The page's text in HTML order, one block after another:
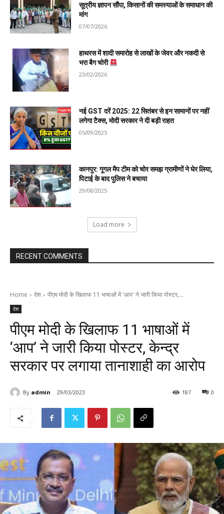
सूत्रीय ज्ञापन सौंपा, किसानों की समस्याओं के समाधान की
मांग
07/07/2026
हाथरस में शादी समारोह से लाखों के जेवर और नकदी से
भरा बैग चोरी
23/02/2026
नई GST दरें 2025: 22 सितंबर से इन सामानों पर नहीं
लगेगा टैक्स, मोदी सरकार ने दी बड़ी राहत
05/09/2025
कानपुर: गूगल मैप टीम को चोर समझ ग्रामीणों ने घेर लिया,
पिटाई के बाद पुलिस ने बचाया
29/08/2025
Load more
RECENT COMMENTS